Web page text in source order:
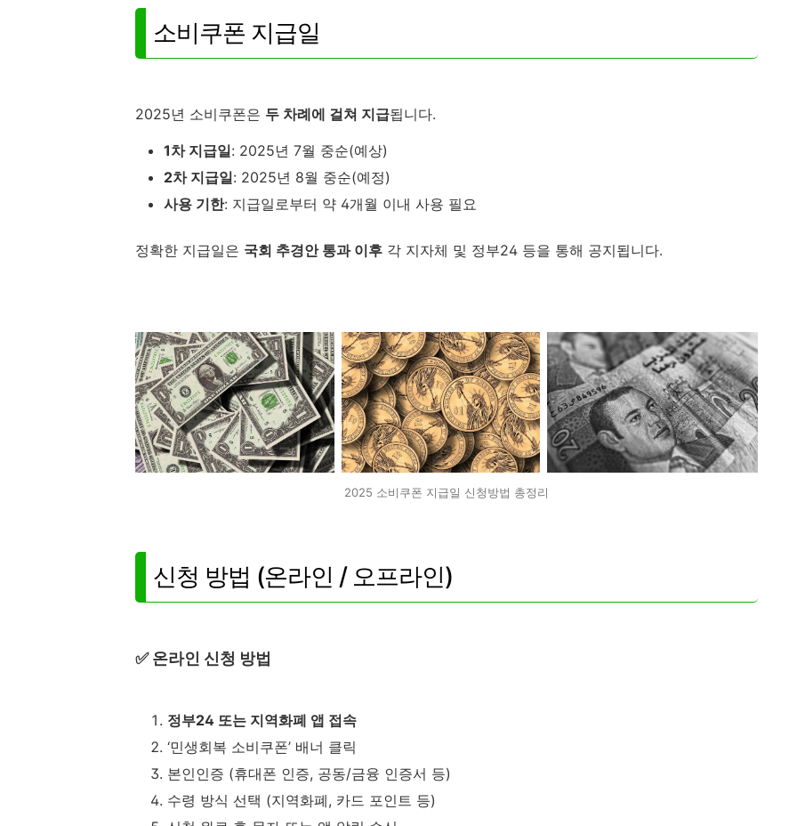
소비쿠폰 지급일
2025년 소비쿠폰은 두 차례에 걸쳐 지급됩니다.
1차 지급일: 2025년 7월 중순(예상)
2차 지급일: 2025년 8월 중순(예정)
사용 기한: 지급일로부터 약 4개월 이내 사용 필요
정확한 지급일은 국회 추경안 통과 이후 각 지자체 및 정부24 등을 통해 공지됩니다.
2025 소비쿠폰 지급일 신청방법 총정리
신청 방법 (온라인 / 오프라인)
✅ 온라인 신청 방법
정부24 또는 지역화폐 앱 접속
‘민생회복 소비쿠폰’ 배너 클릭
본인인증 (휴대폰 인증, 공동/금융 인증서 등)
수령 방식 선택 (지역화폐, 카드 포인트 등)